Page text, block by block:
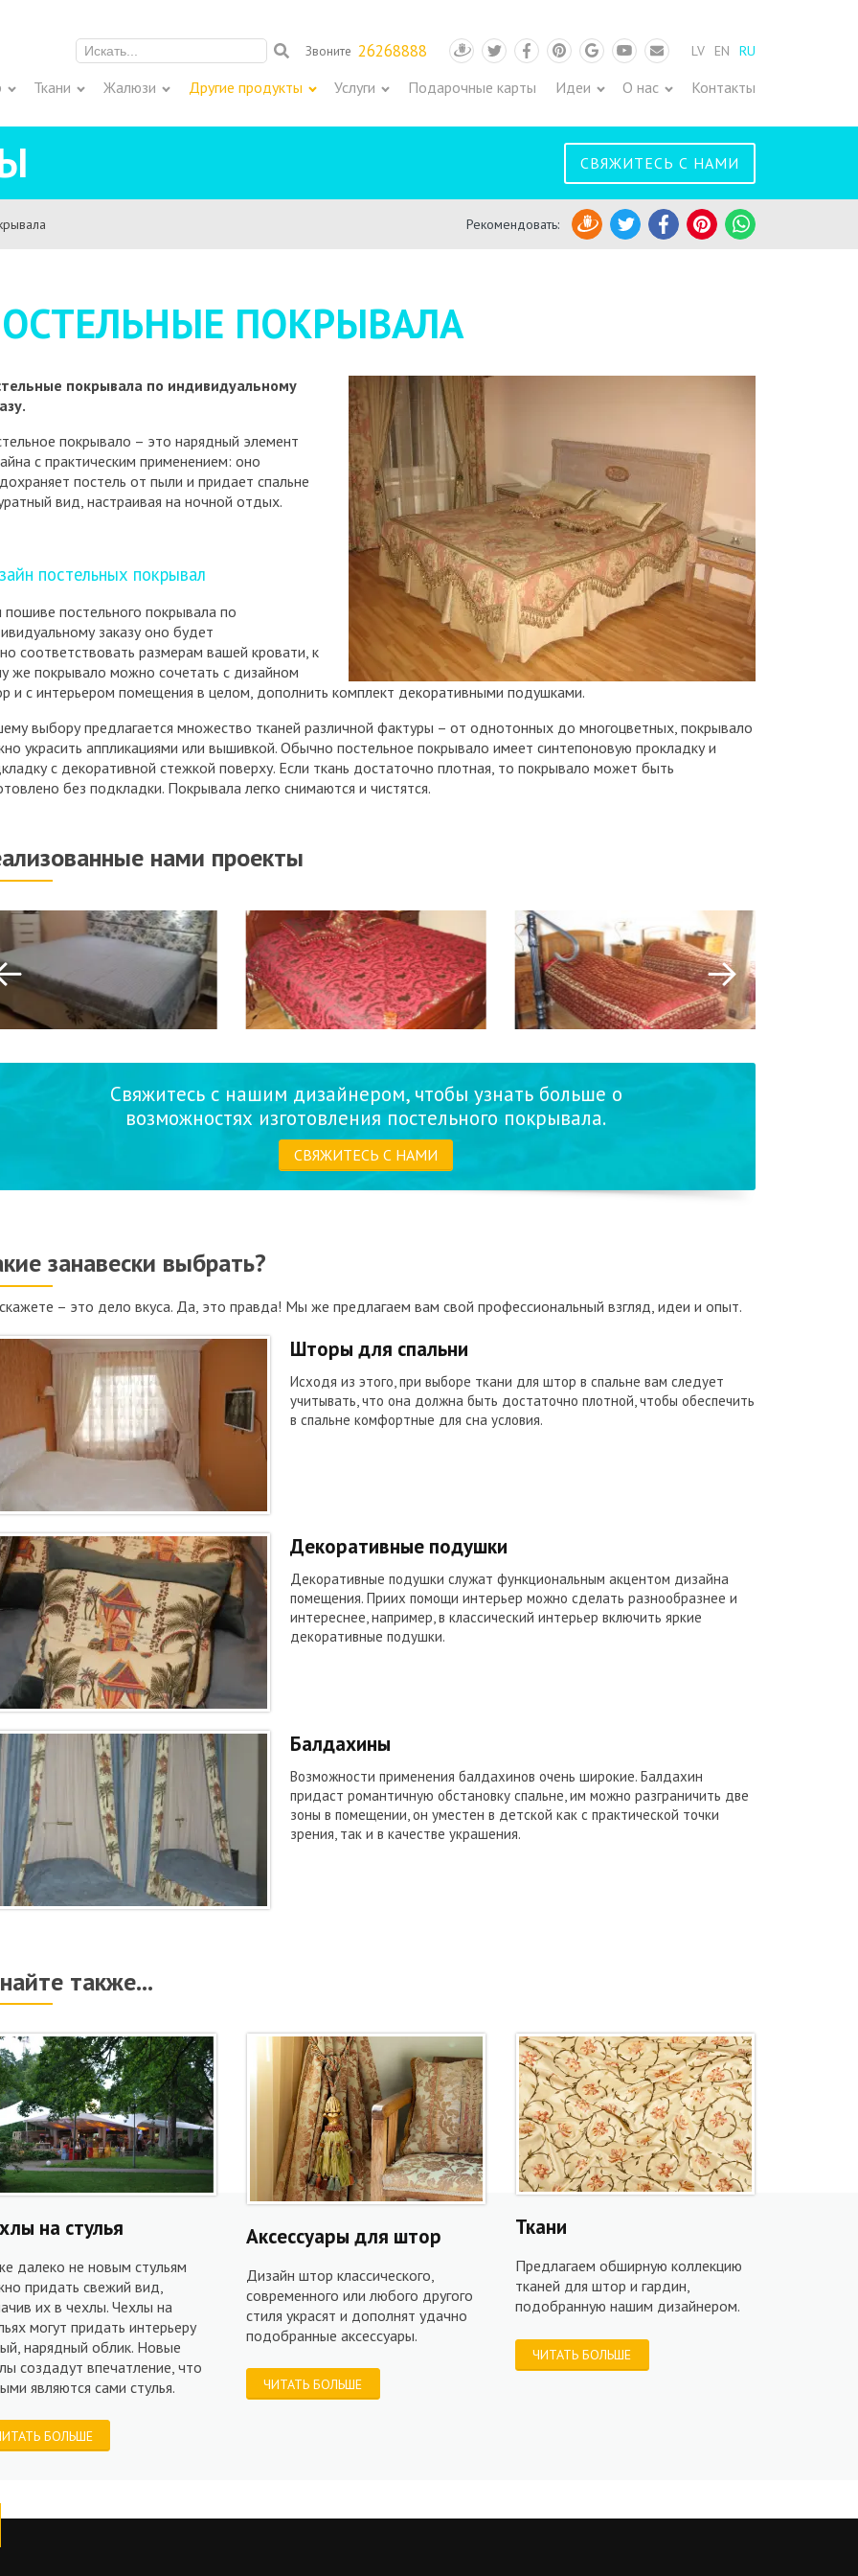
Meklēt: Звоните 26268888 Draugiem
TwitterFacebookPinterest
GoogleYoutubePastsLV EN RU
Ткани Жалюзи Другие продукты Услуги Подарочные карты Идеи О нас Контакты
СВЯЖИТЕСЬ С НАМИ
Рекомендовать: DraugiemTwitterFacebookPinterestWhatsApp
ПОКРЫВАЛА
покрывала по индивидуальному
покрывало – это нарядный элемент
с практическим применением: оно
постель от пыли и придает спальне
вид, настраивая на ночной отдых.
постельных покрывал
пошиве постельного покрывала по
заказу оно будет
соответствовать размерам вашей кровати, к
же покрывало можно сочетать с дизайном
и с интерьером помещения в целом, дополнить комплект декоративными подушками.
выбору предлагается множество тканей различной фактуры – от однотонных до многоцветных, покрывало
украсить аппликациями или вышивкой. Обычно постельное покрывало имеет синтепоновую прокладку и
с декоративной стежкой поверху. Если ткань достаточно плотная, то покрывало может быть
без подкладки. Покрывала легко снимаются и чистятся.
нами проекты
Свяжитесь с нашим дизайнером, чтобы узнать больше о
возможностях изготовления постельного покрывала.
СВЯЖИТЕСЬ С НАМИ
занавески выбрать?
– это дело вкуса. Да, это правда! Мы же предлагаем вам свой профессиональный взгляд, идеи и опыт.
Шторы для спальни
Исходя из этого, при выборе ткани для штор в спальне вам следует
учитывать, что она должна быть достаточно плотной, чтобы обеспечить
в спальне комфортные для сна условия.
Декоративные подушки
Декоративные подушки служат функциональным акцентом дизайна
помещения. Приих помощи интерьер можно сделать разнообразнее и
интереснее, например, в классический интерьер включить яркие
декоративные подушки.
Балдахины
Возможности применения балдахинов очень широкие. Балдахин
придаст романтичную обстановку спальне, им можно разграничить две
зоны в помещении, он уместен в детской как с практической точки
зрения, так и в качестве украшения.
также...
на стулья
далеко не новым стульям
придать свежий вид,
их в чехлы. Чехлы на
могут придать интерьеру
нарядный облик. Новые
создадут впечатление, что
являются сами стулья.
БОЛЬШЕ
Аксессуары для штор
Дизайн штор классического,
современного или любого другого
стиля украсят и дополнят удачно
подобранные аксессуары.
ЧИТАТЬ БОЛЬШЕ
Ткани
Предлагаем обширную коллекцию
тканей для штор и гардин,
подобранную нашим дизайнером.
ЧИТАТЬ БОЛЬШЕ